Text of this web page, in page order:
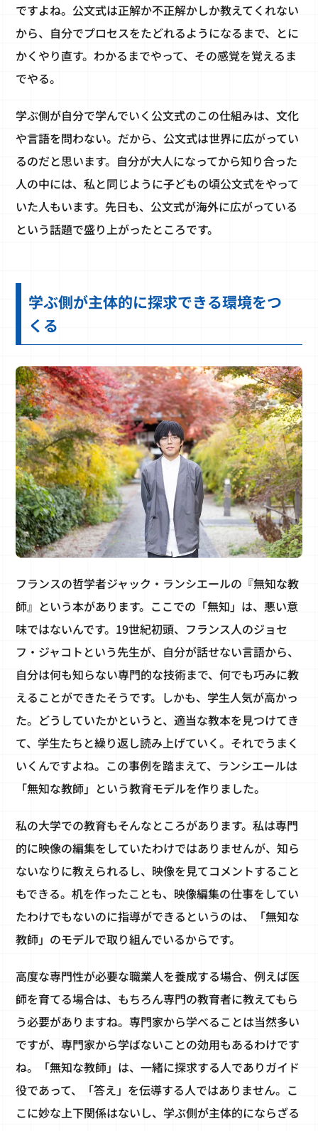
ですよね。公文式は正解か不正解かしか教えてくれない
から、自分でプロセスをたどれるようになるまで、とに
かくやり直す。わかるまでやって、その感覚を覚えるま
でやる。
学ぶ側が自分で学んでいく公文式のこの仕組みは、文化
や言語を問わない。だから、公文式は世界に広がってい
るのだと思います。自分が大人になってから知り合った
人の中には、私と同じように子どもの頃公文式をやって
いた人もいます。先日も、公文式が海外に広がっている
という話題で盛り上がったところです。
学ぶ側が主体的に探求できる環境をつ
くる
フランスの哲学者ジャック・ランシエールの『無知な教
師』という本があります。ここでの「無知」は、悪い意
味ではないんです。19世紀初頭、フランス人のジョセ
フ・ジャコトという先生が、自分が話せない言語から、
自分は何も知らない専門的な技術まで、何でも巧みに教
えることができたそうです。しかも、学生人気が高かっ
た。どうしていたかというと、適当な教本を見つけてき
て、学生たちと繰り返し読み上げていく。それでうまく
いくんですよね。この事例を踏まえて、ランシエールは
「無知な教師」という教育モデルを作りました。
私の大学での教育もそんなところがあります。私は専門
的に映像の編集をしていたわけではありませんが、知ら
ないなりに教えられるし、映像を見てコメントすること
もできる。机を作ったことも、映像編集の仕事をしてい
たわけでもないのに指導ができるというのは、「無知な
教師」のモデルで取り組んでいるからです。
高度な専門性が必要な職業人を養成する場合、例えば医
師を育てる場合は、もちろん専門の教育者に教えてもら
う必要がありますね。専門家から学べることは当然多い
ですが、専門家から学ばないことの効用もあるわけです
ね。「無知な教師」は、一緒に探求する人でありガイド
役であって、「答え」を伝導する人ではありません。こ
こに妙な上下関係はないし、学ぶ側が主体的にならざる